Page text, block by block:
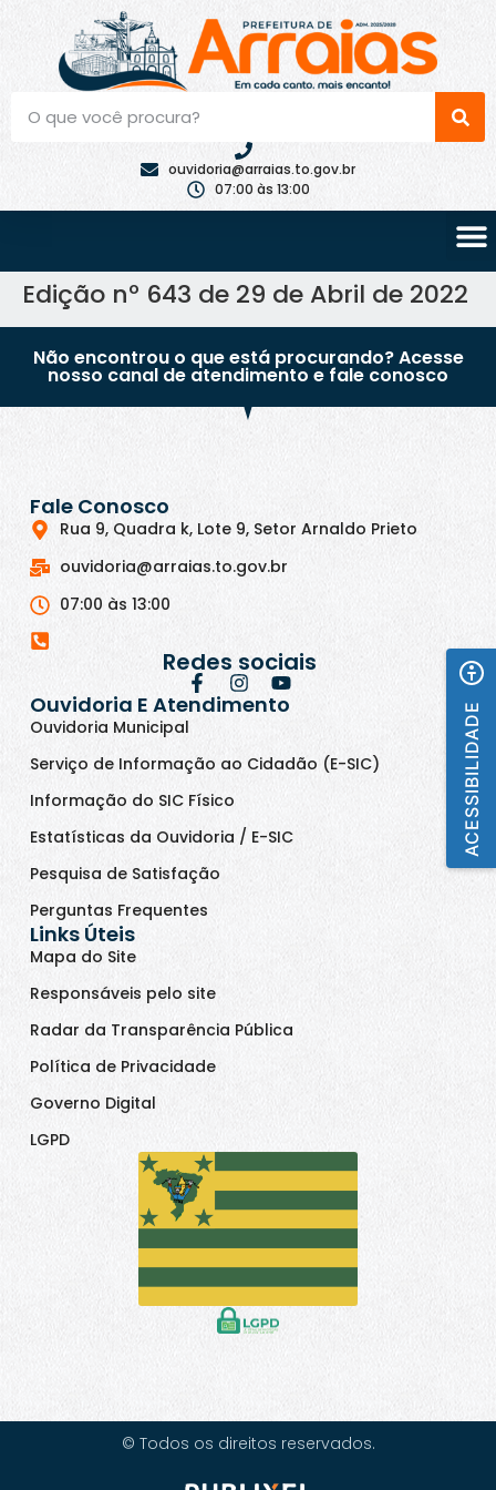
ouvidoria@arraias.to.gov.br
07:00 às 13:00
Edição nº 643 de 29 de Abril de 2022
Não encontrou o que está procurando? Acesse
nosso canal de atendimento e fale conosco
Fale Conosco
Rua 9, Quadra k, Lote 9, Setor Arnaldo Prieto
ouvidoria@arraias.to.gov.br
07:00 às 13:00
Redes sociais
Ouvidoria E Atendimento
Ouvidoria Municipal
Serviço de Informação ao Cidadão (E-SIC)
Informação do SIC Físico
Estatísticas da Ouvidoria / E-SIC
Pesquisa de Satisfação
Perguntas Frequentes
Links Úteis
Mapa do Site
Responsáveis pelo site
Radar da Transparência Pública
Política de Privacidade
Governo Digital
LGPD
© Todos os direitos reservados.
ACESSIBILIDADE